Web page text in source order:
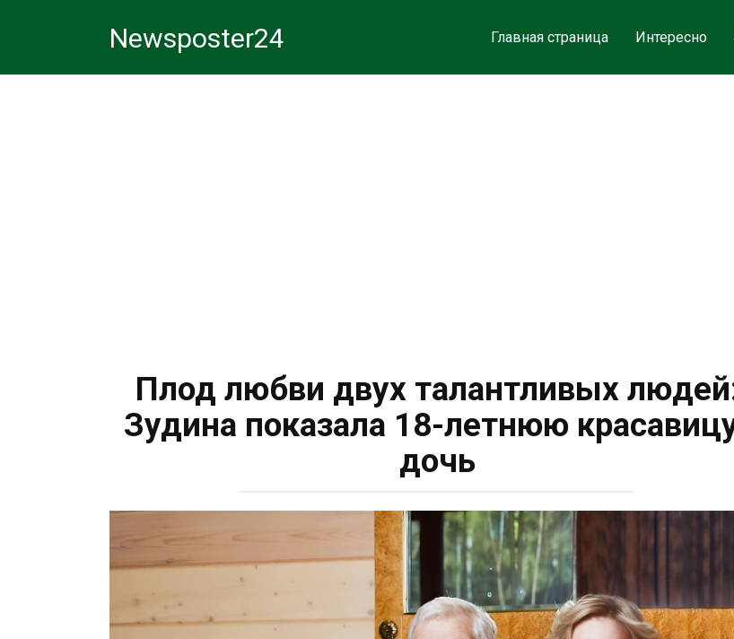
Newsposter24 Главная страница Интересно
Плод любви двух талантливых
Зудина показала 18-летнюю
дочь